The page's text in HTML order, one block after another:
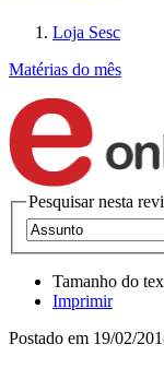
Loja Sesc
Matérias do mês
Pesquisar nesta
Tamanho do
Imprimir
Postado em 19/02/